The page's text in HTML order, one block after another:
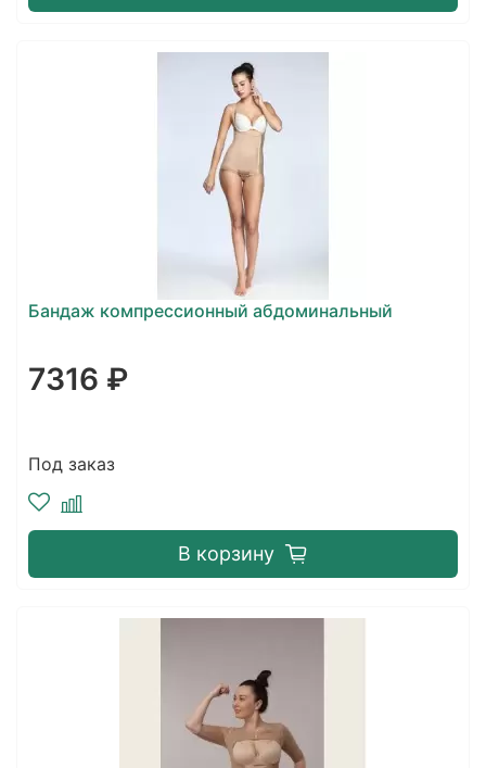
Бандаж компрессионный абдоминальный
7316 ₽
Под заказ
В корзину